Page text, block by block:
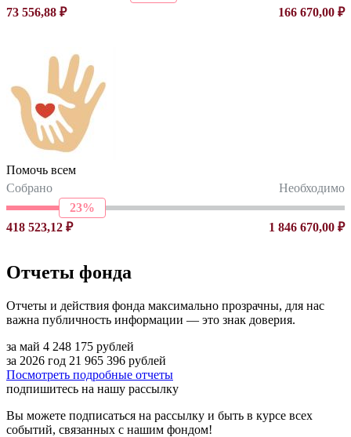
73 556,88 ₽
166 670,00 ₽
Помочь всем
Собрано
Необходимо
23%
418 523,12 ₽
1 846 670,00 ₽
Отчеты фонда
Отчеты и действия фонда максимально прозрачны, для нас
важна публичность информации — это знак доверия.
за май 4 248 175 рублей
за 2026 год 21 965 396 рублей
Посмотреть подробные отчеты
подпишитесь на нашу рассылку
Вы можете подписаться на рассылку и быть в курсе всех
событий, связанных с нашим фондом!